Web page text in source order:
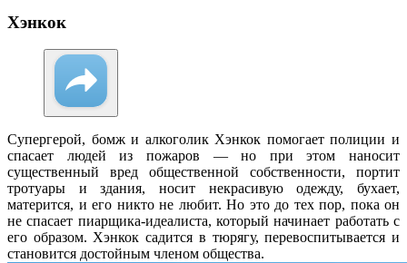
Хэнкок
Супергерой, бомж и алкоголик Хэнкок помогает полиции и
спасает людей из пожаров — но при этом наносит
существенный вред общественной собственности, портит
тротуары и здания, носит некрасивую одежду, бухает,
матерится, и его никто не любит. Но это до тех пор, пока он
не спасает пиарщика-идеалиста, который начинает работать с
его образом. Хэнкок садится в тюрягу, перевоспитывается и
становится достойным членом общества.